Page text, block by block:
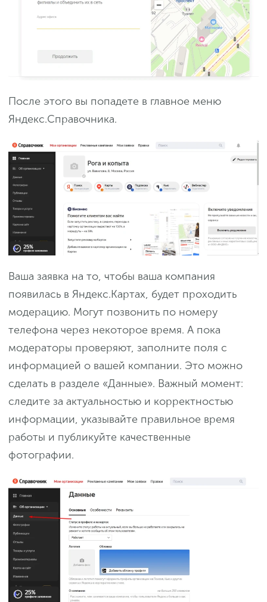
После этого вы попадете в главное меню
Яндекс.Справочника.
Ваша заявка на то, чтобы ваша компания
появилась в Яндекс.Картах, будет проходить
модерацию. Могут позвонить по номеру
телефона через некоторое время. А пока
модераторы проверяют, заполните поля с
информацией о вашей компании. Это можно
сделать в разделе «Данные». Важный момент:
следите за актуальностью и корректностью
информации, указывайте правильное время
работы и публикуйте качественные
фотографии.